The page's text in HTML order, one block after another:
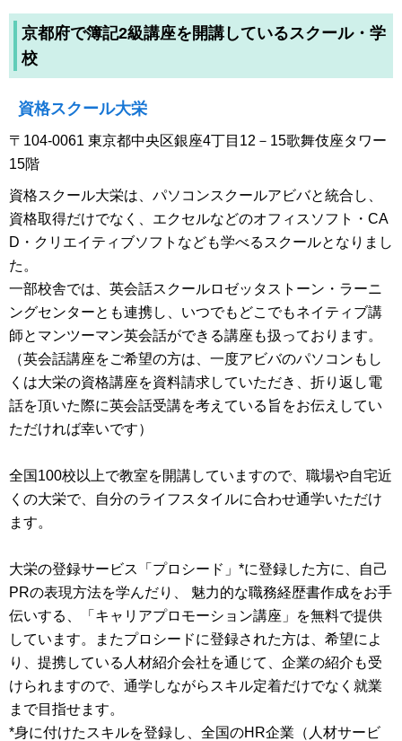
京都府で簿記2級講座を開講しているスクール・学
校
資格スクール大栄
〒104-0061 東京都中央区銀座4丁目12－15歌舞伎座タワー
15階
資格スクール大栄は、パソコンスクールアビバと統合し、
資格取得だけでなく、エクセルなどのオフィスソフト・CA
D・クリエイティブソフトなども学べるスクールとなりまし
た。
一部校舎では、英会話スクールロゼッタストーン・ラーニ
ングセンターとも連携し、いつでもどこでもネイティブ講
師とマンツーマン英会話ができる講座も扱っております。
（英会話講座をご希望の方は、一度アビバのパソコンもし
くは大栄の資格講座を資料請求していただき、折り返し電
話を頂いた際に英会話受講を考えている旨をお伝えしてい
ただければ幸いです）
全国100校以上で教室を開講していますので、職場や自宅近
くの大栄で、自分のライフスタイルに合わせ通学いただけ
ます。
大栄の登録サービス「プロシード」*に登録した方に、自己
PRの表現方法を学んだり、 魅力的な職務経歴書作成をお手
伝いする、「キャリアプロモーション講座」を無料で提供
しています。またプロシードに登録された方は、希望によ
り、提携している人材紹介会社を通じて、企業の紹介も受
けられますので、通学しながらスキル定着だけでなく就業
まで目指せます。
*身に付けたスキルを登録し、全国のHR企業（人材サービ